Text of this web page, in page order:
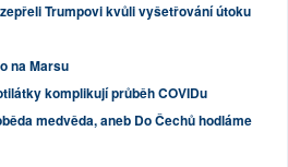
Trumpovi kvůli vyšetřování útoku
na Marsu
komplikují průběh COVIDu
medvěda, aneb Do Čechů hodláme